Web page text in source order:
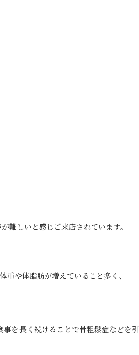
難しいと感じご来店されています。
や体脂肪が増えていること多く、
を長く続けることで骨粗鬆症などを引